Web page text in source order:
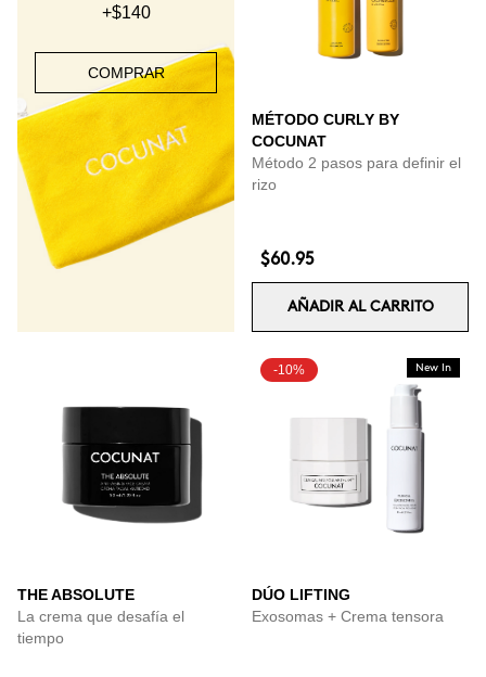
+$140
COMPRAR
MÉTODO CURLY BY
COCUNAT
Método 2 pasos para definir el
rizo
$60.95
AÑADIR AL CARRITO
THE ABSOLUTE
La crema que desafía el
tiempo
-10% New In
DÚO LIFTING
Exosomas + Crema tensora